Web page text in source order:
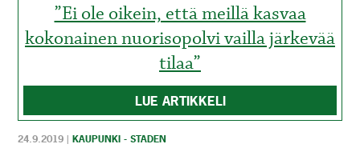
”Ei ole oikein, että meillä kasvaa
kokonainen nuorisopolvi vailla järkevää
tilaa”
LUE ARTIKKELI
24.9.2019 |KAUPUNKI - STADEN